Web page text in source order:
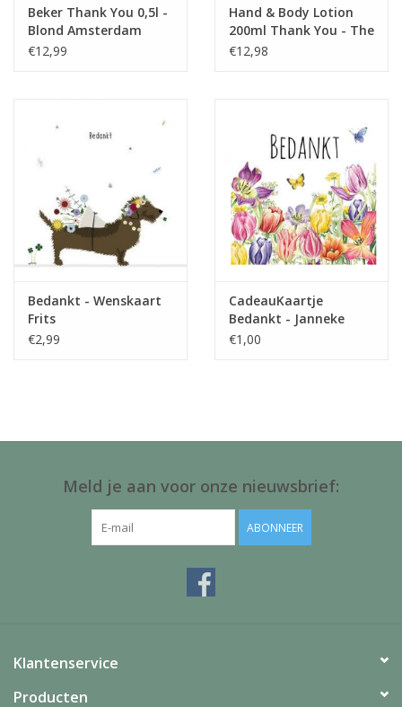
Beker Thank You 0,5l -
Blond Amsterdam
€12,99
Hand & Body Lotion
200ml Thank You - The
Gift Label
€12,98
Bedankt - Wenskaart
Frits
€2,99
CadeauKaartje
Bedankt - Janneke
Brinkman
€1,00
Meld je aan voor onze nieuwsbrief:
ABONNEER
Klantenservice
Producten